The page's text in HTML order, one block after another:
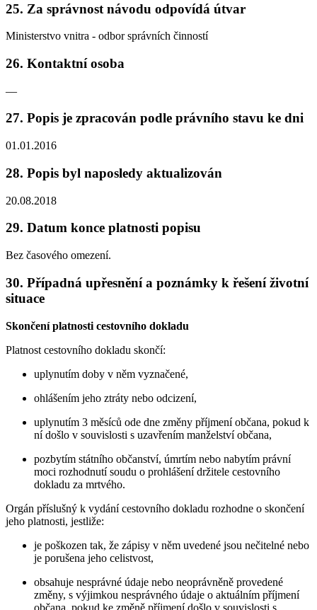
25. Za správnost návodu odpovídá útvar
Ministerstvo vnitra - odbor správních činností
26. Kontaktní osoba
—
27. Popis je zpracován podle právního stavu ke dni
01.01.2016
28. Popis byl naposledy aktualizován
20.08.2018
29. Datum konce platnosti popisu
Bez časového omezení.
30. Případná upřesnění a poznámky k řešení životní
situace
Skončení platnosti cestovního dokladu
Platnost cestovního dokladu skončí:
uplynutím doby v něm vyznačené,
ohlášením jeho ztráty nebo odcizení,
uplynutím 3 měsíců ode dne změny příjmení občana, pokud k
ní došlo v souvislosti s uzavřením manželství občana,
pozbytím státního občanství, úmrtím nebo nabytím právní
moci rozhodnutí soudu o prohlášení držitele cestovního
dokladu za mrtvého.
Orgán příslušný k vydání cestovního dokladu rozhodne o skončení
jeho platnosti, jestliže:
je poškozen tak, že zápisy v něm uvedené jsou nečitelné nebo
je porušena jeho celistvost,
obsahuje nesprávné údaje nebo neoprávněně provedené
změny, s výjimkou nesprávného údaje o aktuálním příjmení
občana, pokud ke změně příjmení došlo v souvislosti s